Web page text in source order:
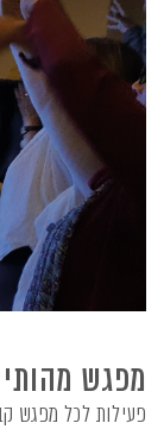
מפגש מהותי
פעילות לכל מפגש